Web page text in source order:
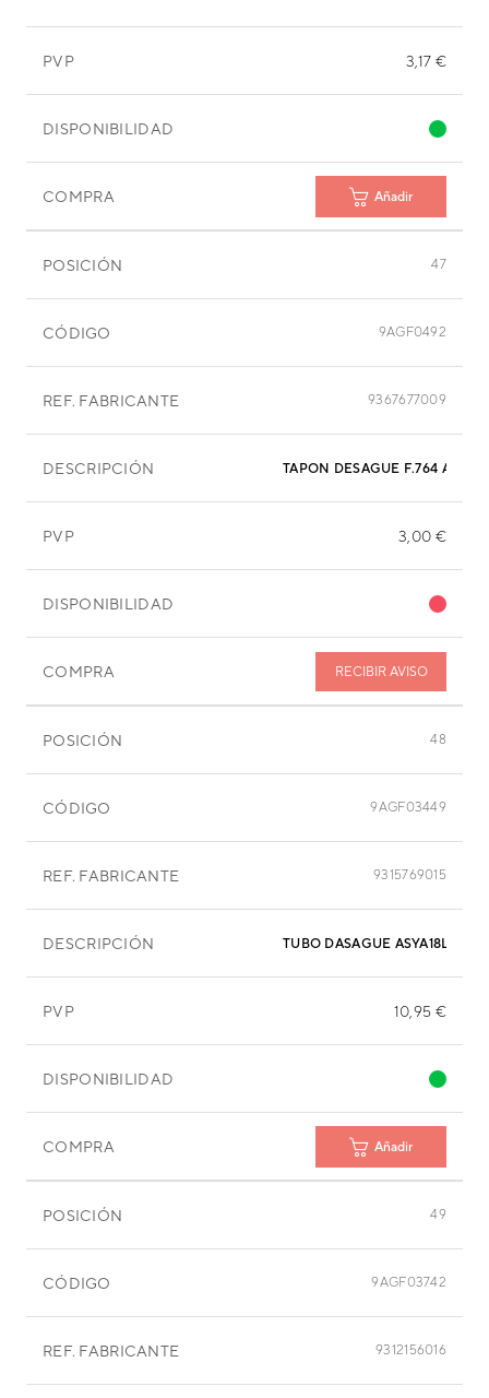
PVP 3,17 €
DISPONIBILIDAD
COMPRA Añadir
POSICIÓN 47
CÓDIGO 9AGF0492
REF. FABRICANTE 9367677009
DESCRIPCIÓN TAPON
PVP 3,00 €
DISPONIBILIDAD
COMPRA RECIBIR AVISO
POSICIÓN 48
CÓDIGO 9AGF03449
REF. FABRICANTE 9315769015
DESCRIPCIÓN TUBO DASAGUE ASYA18LEC
PVP 10,95 €
DISPONIBILIDAD
COMPRA Añadir
POSICIÓN 49
CÓDIGO 9AGF03742
REF. FABRICANTE 9312156016